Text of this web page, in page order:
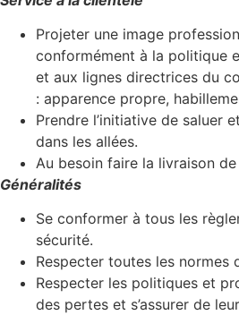
Projeter une image
conformément à la politique
et aux lignes directrices du
: apparence propre,
Prendre l’initiative de saluer
dans les allées.
Au besoin faire la livraison
Généralités
Se conformer à tous les
sécurité.
Respecter toutes les normes
Respecter les politiques et
des pertes et s’assurer de